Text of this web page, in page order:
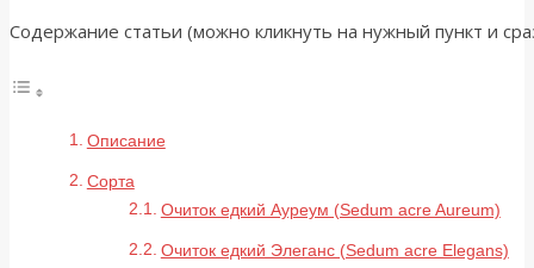
Содержание статьи (можно кликнуть на нужный пункт и
Описание
Сорта
Очиток едкий Ауреум (Sedum acre Aureum)
Очиток едкий Элеганс (Sedum acre Elegans)